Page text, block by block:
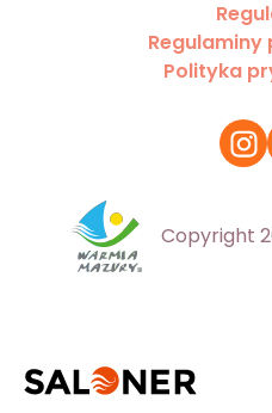
Polityka
Copyright